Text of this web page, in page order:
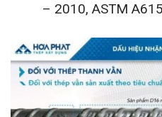
– 2010, ASTM